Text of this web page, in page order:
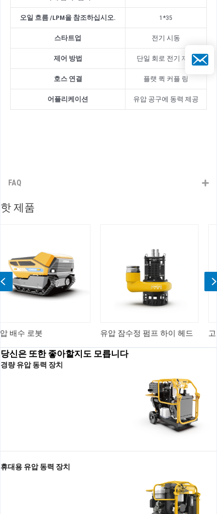
오일 흐름/LPM을 참조하십시오. 1*35
스타트업 전기 시동
제어 방법 단일 회로 전기 제어
호스 연결 플랫 퀵 커플 링
어플리케이션 유압 공구에 동력 제공
FAQ
핫 제품
유압 잠수정 펌프 하이 헤드 고성능 유압 슬러리 펌
Previous
당신은 또한 좋아할지도 모릅니다
경량 유압 동력 장치
휴대용 유압 동력 장치
이메일